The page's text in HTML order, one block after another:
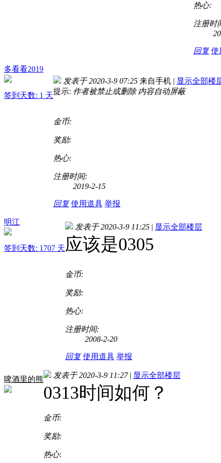
热心:
注册时
回复 使
多看看2019
签到天数: 1 天
发表于 2020-3-9 07:25 来自手机 | 显示全部楼
提示: 作者被禁止或删除 内容自动屏蔽
金币:
奖励:
热心:
注册时间:
2019-2-15
回复 使用道具 举报
明江
签到天数: 1707 天
发表于 2020-3-9 11:25 | 显示全部楼层
应该是0305
金币:
奖励:
热心:
注册时间:
2008-2-20
回复 使用道具 举报
啤酒里的熊 发表于 2020-3-9 11:27 | 显示全部楼层
0313时间如何？
金币:
奖励:
热心: